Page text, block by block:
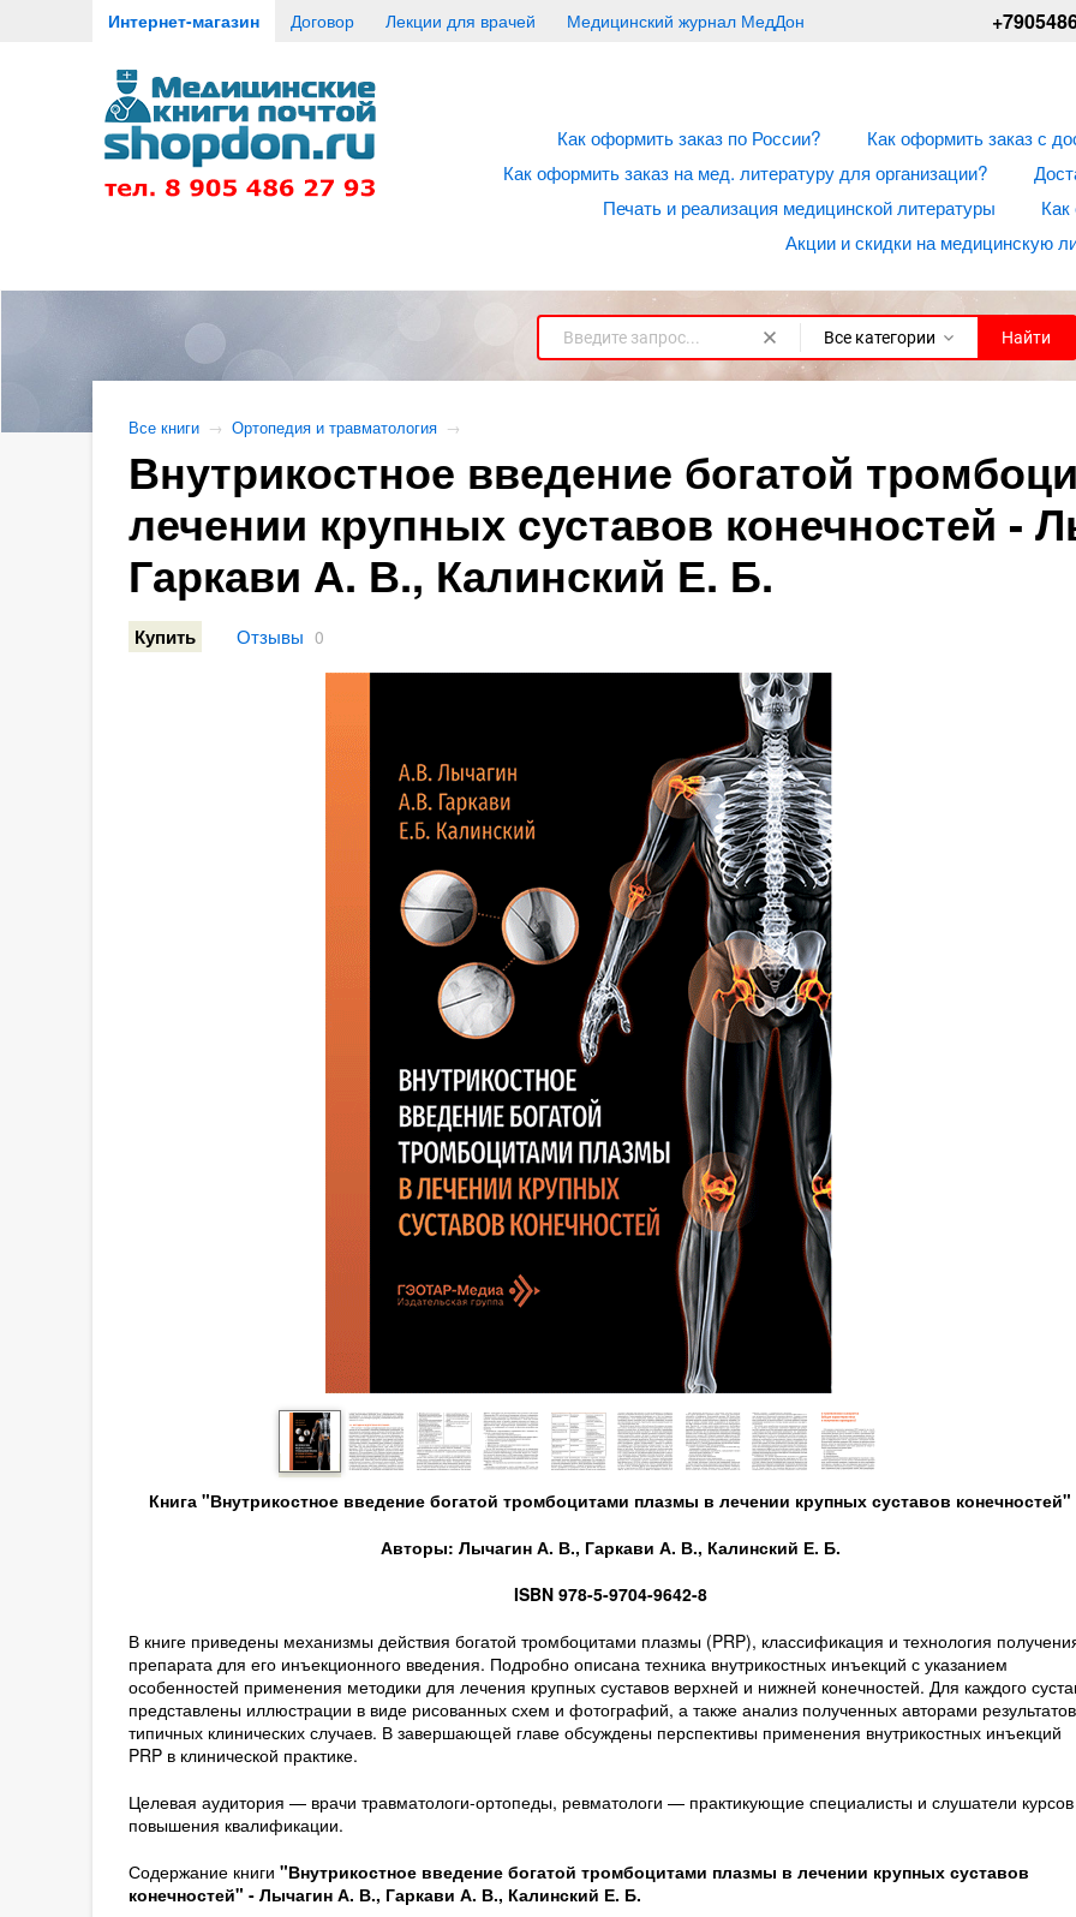
Интернет-магазин Договор Лекции для врачей Медицинский журнал МедДон
Как оформить заказ по России?
Как оформить заказ с
Как оформить заказ на мед. литературу для организации?
Печать и реализация медицинской литературы
Как
Акции и скидки на медицинскую
Все категории Найти
Все книги → Ортопедия и травматология →
Внутрикостное введение богатой
лечении крупных суставов конечностей -
Гаркави А. В., Калинский Е. Б.
Купить Отзывы 0
Книга "Внутрикостное введение богатой тромбоцитами плазмы в лечении крупных суставов конечностей"
Авторы: Лычагин А. В., Гаркави А. В., Калинский Е. Б.
ISBN 978-5-9704-9642-8
В книге приведены механизмы действия богатой тромбоцитами плазмы (PRP), классификация и технология
препарата для его инъекционного введения. Подробно описана техника внутрикостных инъекций с указанием
особенностей применения методики для лечения крупных суставов верхней и нижней конечностей. Для каждого
представлены иллюстрации в виде рисованных схем и фотографий, а также анализ полученных авторами
типичных клинических случаев. В завершающей главе обсуждены перспективы применения внутрикостных инъекций
PRP в клинической практике.
Целевая аудитория — врачи травматологи-ортопеды, ревматологи — практикующие специалисты и слушатели курсов
повышения квалификации.
Содержание книги "Внутрикостное введение богатой тромбоцитами плазмы в лечении крупных суставов
конечностей" - Лычагин А. В., Гаркави А. В., Калинский Е. Б.